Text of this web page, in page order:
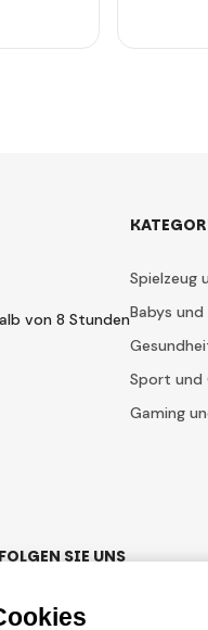
von 8 Stunden
Spielzeug
Babys und
Sport
Gaming
SIE UNS